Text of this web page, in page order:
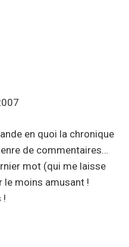
en quoi la chronique
de commentaires…
mot (qui me laisse
moins amusant !
!